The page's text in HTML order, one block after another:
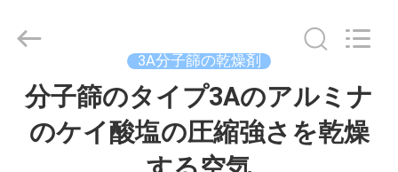
ホ
2018
Lvneng
Purification
Co.,Ltd..
3A分子篩の乾燥剤
分子篩のタイプ3Aのアルミナ
のケイ酸塩の圧縮強さを乾燥